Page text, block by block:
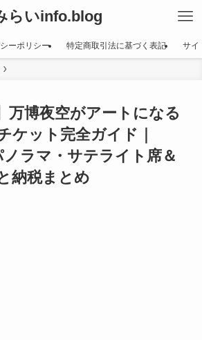
らいinfo.blog
ーポリシー 特定商取引法に基づく表記 サイ
万博夜空がアートになる
ケット完全ガイド｜
ノラマ・サテライト席＆
納税まとめ